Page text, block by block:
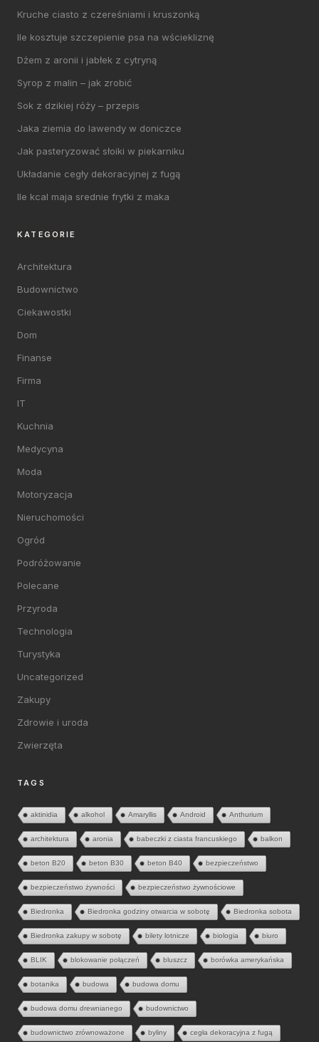
Kruche ciasto z czereśniami i kruszonką
Ile kosztuje szczepienie psa na wściekliznę
Dżem z aronii i jabłek z cytryną
Syrop z malin – jak zrobić
Sok z dzikiej róży – przepis
Jaka ziemia do lawendy w doniczce
Jak pasteryzować słoiki w piekarniku
Układanie cegły dekoracyjnej z fugą
Ile kcal maja srednie frytki z maka
KATEGORIE
Architektura
Budownictwo
Ciekawostki
Dom
Finanse
Firma
IT
Kuchnia
Medycyna
Moda
Motoryzacja
Nieruchomości
Ogród
Podróżowanie
Polecane
Przyroda
Technologia
Turystyka
Uncategorized
Zakupy
Zdrowie i uroda
Zwierzęta
TAGS
aktinidia alkohol Amaryllis Android Anthurium
architektura aronia babeczki z ciasta francuskiego balkon
beton B20 beton B30 beton B40 bezpieczeństwo
bezpieczeństwo żywności bezpieczeństwo żywnościowe
Biedronka Biedronka godziny otwarcia w sobotę Biedronka sobota
Biedronka zakupy w sobotę bilety lotnicze biologia biuro
BLIK blokowanie połączeń bluszcz borówka amerykańska
botanika budowa budowa domu
budowa domu drewnianego budownictwo
budownictwo zrównoważone byliny cegła dekoracyjna z fugą